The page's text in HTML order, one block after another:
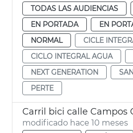
TODAS LAS AUDIENCIAS
EN PORTADA
EN
NORMAL
CICLE
CICLO INTEGRAL AGUA
NEXT GENERATION
PERTE
Carril bici calle Campos
modificado hace 10 meses